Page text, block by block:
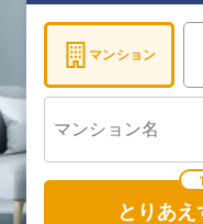
マンション
とりあ